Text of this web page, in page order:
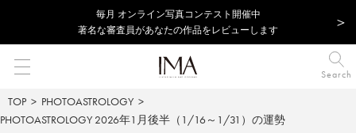
毎⽉ オンライン写真コンテスト開催中
著名な審査員があなたの作品をレビューします
Search
TOP
PHOTOASTROLOGY
PHOTOASTROLOGY 2026年1月後半（1/16～1/31）の運勢